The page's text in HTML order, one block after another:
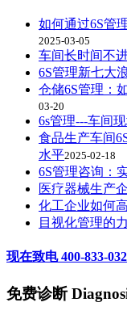
如何通过6S管
2025-03-05
车间长时间不
6S管理新七大
仓储6S管理：
03-20
6s管理---车间
食品生产车间
水平2025-02-18
6S管理咨询：
医疗器械生产
化工企业如何
目视化管理的
现在致电 400-833-
免费诊断